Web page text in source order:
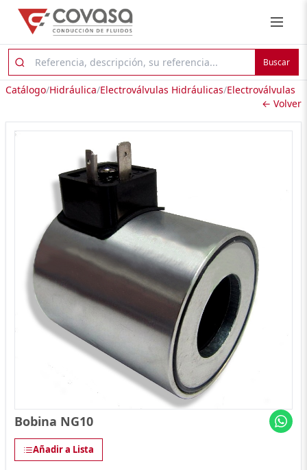
Buscar
Catálogo/Hidráulica/Electroválvulas Hidráulicas/Electroválvulas
← Volver
Bobina NG10
Añadir a Lista